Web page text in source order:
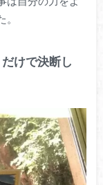
けで決断し